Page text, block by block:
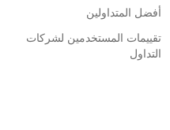
أفضل المتداولين
تقييمات المستخدمين لشركات
التداول